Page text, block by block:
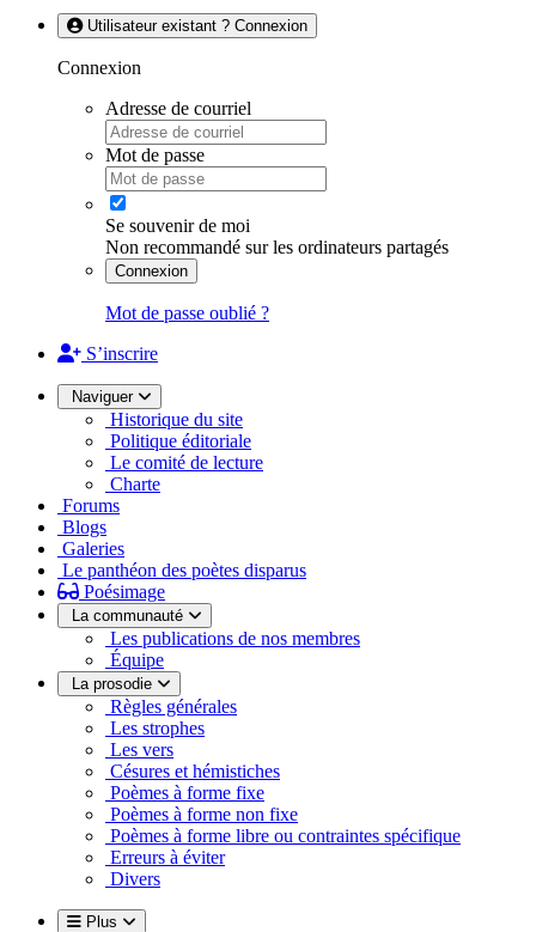
Utilisateur existant ? Connexion
Connexion
Adresse de courriel
Mot de passe
Se souvenir de moi
Non recommandé sur les ordinateurs partagés
Connexion
Mot de passe oublié ?
S’inscrire
Naviguer
Historique du site
Politique éditoriale
Le comité de lecture
Charte
Forums
Blogs
Galeries
Le panthéon des poètes disparus
Poésimage
La communauté
Les publications de nos membres
Équipe
La prosodie
Règles générales
Les strophes
Les vers
Césures et hémistiches
Poèmes à forme fixe
Poèmes à forme non fixe
Poèmes à forme libre ou contraintes spécifique
Erreurs à éviter
Divers
Plus